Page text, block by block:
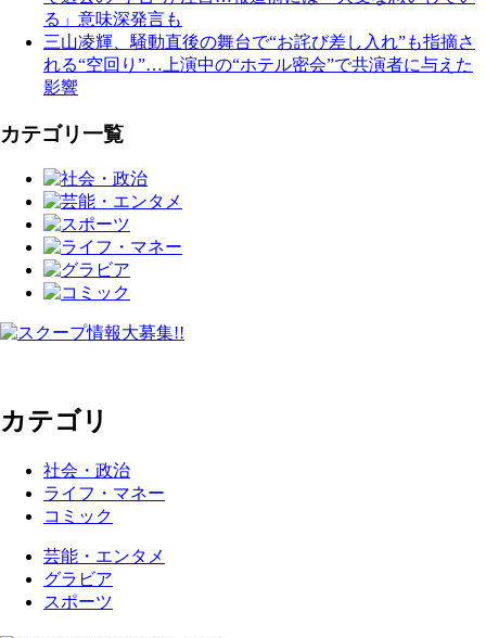
る」意味深発言も
三山凌輝、騒動直後の舞台で“お詫び差し入れ”も指摘さ
れる“空回り”…上演中の“ホテル密会”で共演者に与えた
影響
カテゴリ一覧
カテゴリ
社会・政治
ライフ・マネー
コミック
芸能・エンタメ
グラビア
スポーツ